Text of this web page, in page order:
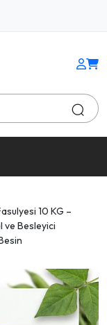
10 KG –
ve Besleyici